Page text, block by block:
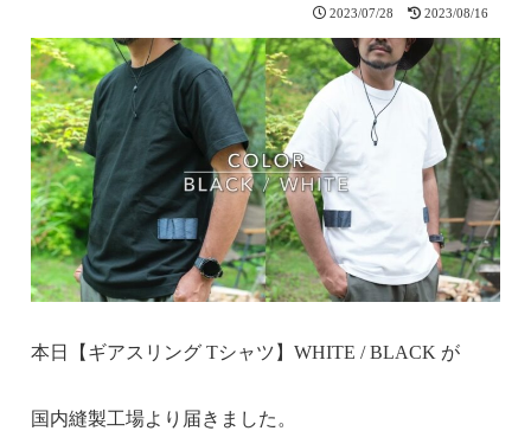
2023/07/28 2023/08/16
本日【ギアスリング Tシャツ】WHITE / BLACK が
国内縫製工場より届きました。